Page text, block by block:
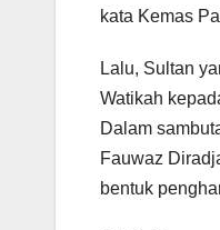
kata Kemas
Lalu, Sultan
Watikah
Dalam
Fauwaz
bentuk